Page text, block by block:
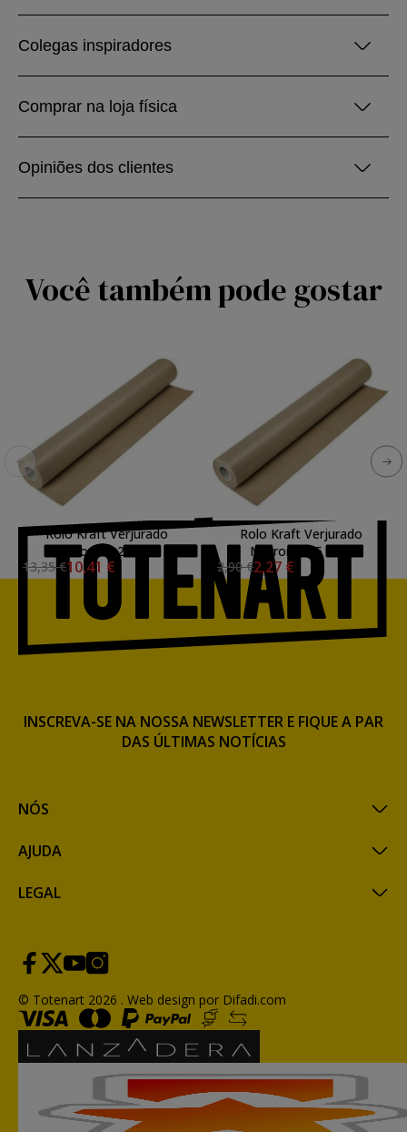
Colegas inspiradores
Comprar na loja física
Opiniões dos clientes
Você também pode gostar
Rolo Kraft Verjurado
Marron, 1x25 mts.
13,35 €10,41 €
Rolo Kraft Verjurado
Marron, 1x5 mts.
2,90 €2,27 €
NÓS
AJUDA
LEGAL
INSCREVA-SE NA NOSSA NEWSLETTER E FIQUE A PAR
DAS ÚLTIMAS NOTÍCIAS
© Totenart 2026 . Web design por Difadi.com